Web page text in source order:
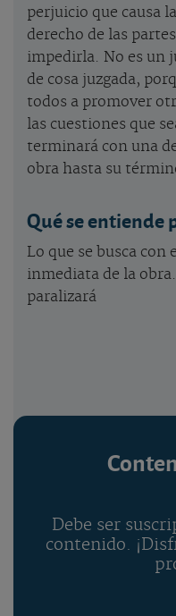
perjuicio que causa
derecho de las
impedirla. No es un
de cosa juzgada,
todos a promover
las cuestiones que
terminará con una
obra hasta su
Qué se entiende
Lo que se busca con
inmediata de la
paralizará
Debe ser
contenido.